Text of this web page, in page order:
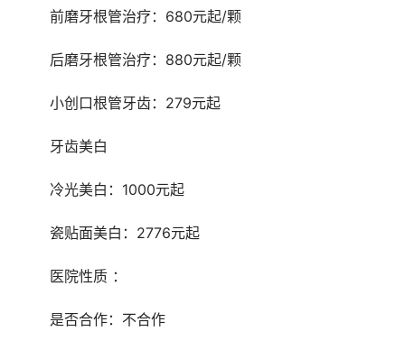
	前磨牙根管治疗：680元起/颗
	后磨牙根管治疗：880元起/颗
	小创口根管牙齿：279元起
	牙齿美白
	冷光美白：1000元起
	瓷贴面美白：2776元起
	医院性质 ：
	是否合作：不合作